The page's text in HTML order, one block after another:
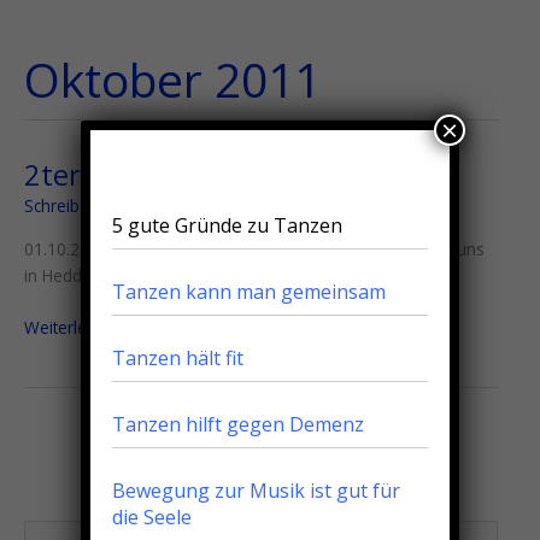
springen
Oktober 2011
2ter Platz in Heddesheim
Schreibe einen Kommentar
01.10.2011 Der erste Treppchen Platz in der C Klasse ist uns
in Heddesheim gelungen
2ter
Platz
Heddesheim
Weiterlesen »
5 gute Gründe zu Tanzen
Tanzen kann man gemeinsam
Tanzen hält fit
Tanzen hilft gegen Demenz
Bewegung zur Musik ist gut für
die Seele
×